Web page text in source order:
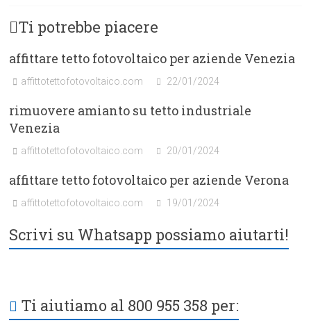
Ti potrebbe piacere
affittare tetto fotovoltaico per aziende Venezia
affittotettofotovoltaico.com 22/01/2024
rimuovere amianto su tetto industriale
Venezia
affittotettofotovoltaico.com 20/01/2024
affittare tetto fotovoltaico per aziende Verona
affittotettofotovoltaico.com 19/01/2024
Scrivi su Whatsapp possiamo aiutarti!
Ti aiutiamo al 800 955 358 per: